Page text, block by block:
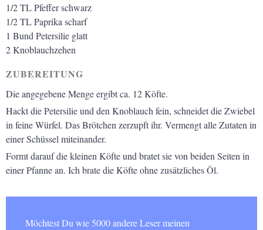
1/2TLPfeffer schwarz
1/2TLPaprika scharf
1 Bund Petersilie glatt
2Knoblauchzehen
ZUBEREITUNG
Die angegebene Menge ergibt ca. 12 Köfte.
Hackt die Petersilie und den Knoblauch fein, schneidet die Zwiebel
infeine Würfel. Das Brötchen zerzupft ihr. Vermengt alle Zutaten in
einerSchüssel miteinander.
Formt darauf die kleinen Köfte und bratet sie von beiden Seiten in
einer Pfanne an. Ich brate die Köfte ohne zusätzliches Öl.
Möchtest Du wie 5000 andere Leser meinen